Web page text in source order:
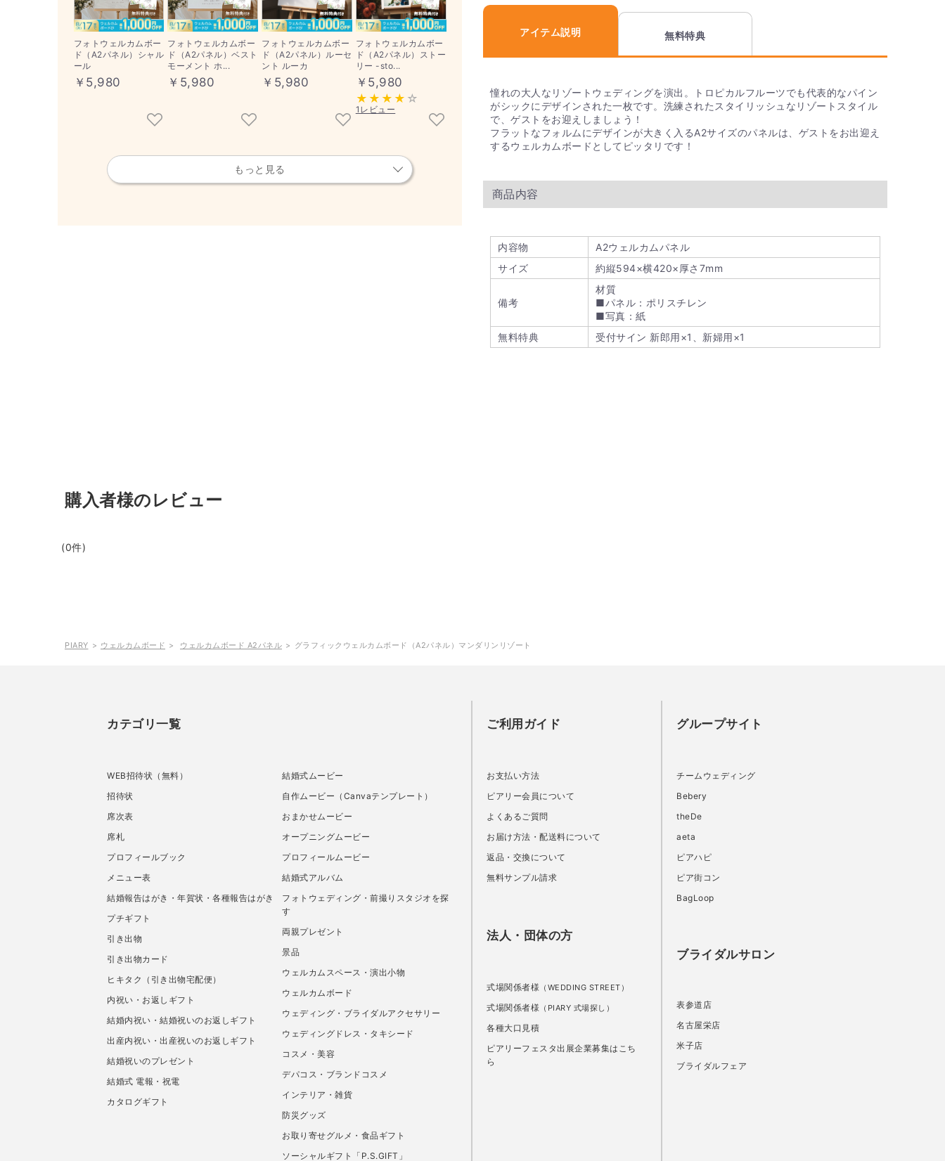
アイテム説明 無料特典
憧れの大人なリゾートウェディングを演出。トロピカルフルーツでも代表的なパイン
がシックにデザインされた一枚です。洗練されたスタイリッシュなリゾートスタイル
で、ゲストをお迎えしましょう！
フラットなフォルムにデザインが大きく入るA2サイズのパネルは、ゲストをお出迎え
するウェルカムボードとしてピッタリです！
商品内容
内容物
A2ウェルカムパネル
サイズ
約縦594×横420×厚さ7mm
備考
材質
■パネル：ポリスチレン
■写真：紙
無料特典
受付サイン 新郎用×1、新婦用×1
フォトウェルカムボー
ド（A2パネル）シャル
ール
￥5,980
フォトウェルカムボー
ド（A2パネル）ベスト
モーメント ホ...
￥5,980
フォトウェルカムボー
ド（A2パネル）ルーセ
ント ルーカ
￥5,980
フォトウェルカムボー
ド（A2パネル）ストー
リー -sto...
￥5,980
1レビュー
もっと見る
購入者様のレビュー
(0件)
PIARY ウェルカムボード ウェルカムボード A2パネル グラフィックウェルカムボード（A2パネル）マンダリンリゾート
カテゴリ一覧
WEB招待状（無料）
招待状
席次表
席札
プロフィールブック
メニュー表
結婚報告はがき・年賀状・各種報告はがき
プチギフト
引き出物
引き出物カード
ヒキタク（引き出物宅配便）
内祝い・お返しギフト
結婚内祝い・結婚祝いのお返しギフト
出産内祝い・出産祝いのお返しギフト
結婚祝いのプレゼント
結婚式 電報・祝電
カタログギフト
結婚式ムービー
自作ムービー（Canvaテンプレート）
おまかせムービー
オープニングムービー
プロフィールムービー
結婚式アルバム
フォトウェディング・前撮りスタジオを探
す
両親プレゼント
景品
ウェルカムスペース・演出小物
ウェルカムボード
ウェディング・ブライダルアクセサリー
ウェディングドレス・タキシード
コスメ・美容
デパコス・ブランドコスメ
インテリア・雑貨
防災グッズ
お取り寄せグルメ・食品ギフト
ソーシャルギフト「P.S.GIFT」
ご利用ガイド
お支払い方法
ピアリー会員について
よくあるご質問
お届け方法・配送料について
返品・交換について
無料サンプル請求
法人・団体の方
式場関係者様 （WEDDING STREET）
式場関係者様 （PIARY 式場探し）
各種大口見積
ピアリーフェスタ出展企業募集はこち
ら
グループサイト
チームウェディング
Bebery
theDe
aeta
ピアハピ
ピア街コン
BagLoop
ブライダルサロン
表参道店
名古屋栄店
米子店
ブライダルフェア